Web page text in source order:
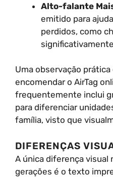
Alto-falante
emitido para
perdidos, como
Uma observação
encomendar o AirTag
frequentemente inclui
para diferenciar
família, visto que
DIFERENÇAS
A única diferença visual
gerações é o texto